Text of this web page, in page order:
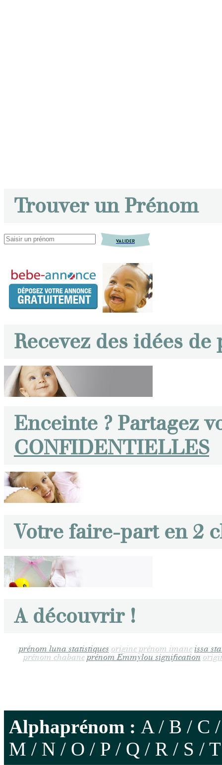
Trouver un Prénom
VALIDER
Recevez des idées
Enceinte ? Partagez
CONFIDENTIELLES
Votre faire-part en 2
A découvrir !
prénom luna statistiques origine prénom imane issa
prénom chabane prénom Emmylou signification
Alphaprénom : A/ B / C
M / N / O / P / Q / R / S / T